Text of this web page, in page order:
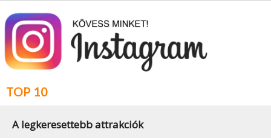
TOP 10
A legkeresettebb attrakciók